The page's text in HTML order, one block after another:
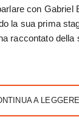
con Gabriel
la sua prima
raccontato della
A LEGGERE